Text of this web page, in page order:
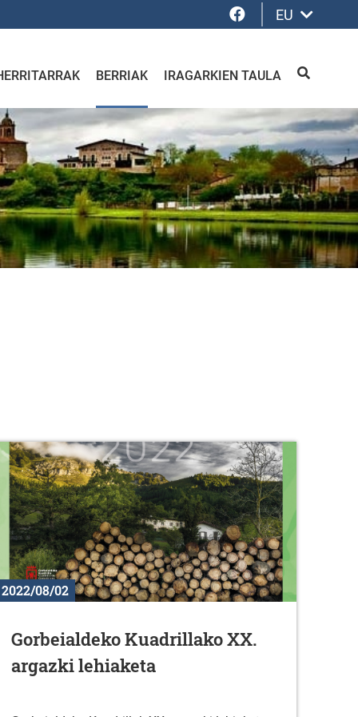
Facebook
EU
BERRIAK IRAGARKIEN TAULA BILATU
2022/08/02
Gorbeialdeko Kuadrillako XX.
argazki lehiaketa